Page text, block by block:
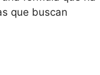
que buscan